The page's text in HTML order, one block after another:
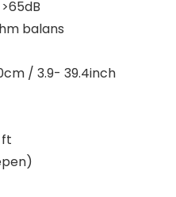
balans
/ 3.9- 39.4inch
ft